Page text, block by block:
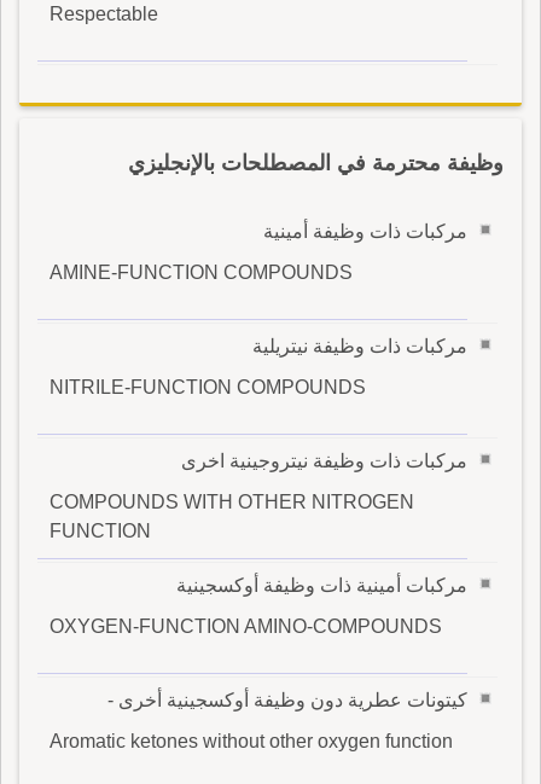
Respectable
وظيفة محترمة في المصطلحات بالإنجليزي
مركبات ذات وظيفة أمينية
AMINE-FUNCTION COMPOUNDS
مركبات ذات وظيفة نيتريلية
NITRILE-FUNCTION COMPOUNDS
مركبات ذات وظيفة نيتروجينية اخرى
COMPOUNDS WITH OTHER NITROGEN
FUNCTION
مركبات أمينية ذات وظيفة أوكسجينية
OXYGEN-FUNCTION AMINO-COMPOUNDS
كيتونات عطرية دون وظيفة أوكسجينية أخرى -
Aromatic ketones without other oxygen function